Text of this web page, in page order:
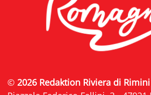
© 2026 Redaktion Riviera di Rimini